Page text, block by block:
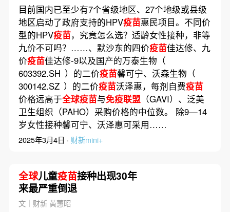
目前国内已至少有7个省级地区、27个地级或县级
地区启动了政府支持的HPV疫苗惠民项目。不同价
型的HPV疫苗，究竟怎么选？适龄女性接种，非等
九价不可吗？……、默沙东的四价疫苗佳达修、九
价疫苗佳达修-9以及国产的万泰生物（
603392.SH ）的二价疫苗馨可宁、沃森生物（
300142.SZ ）的二价疫苗沃泽惠，每剂自费疫苗
价格远高于全球疫苗与免疫联盟（GAVI）、泛美
卫生组织（PAHO）采购价格的中位数。 除9—14
岁女性接种馨可宁、沃泽惠可采用……
2025年3月4日 · 财新mini+
全球儿童疫苗接种出现30年
来最严重倒退
文｜财新 黄蕙昭